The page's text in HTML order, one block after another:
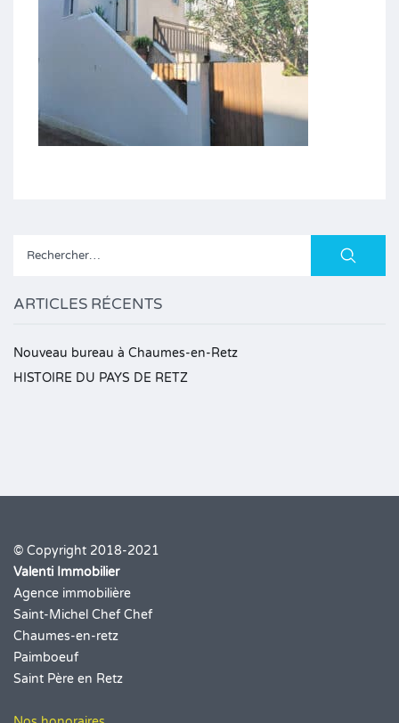
Rechercher :
ARTICLES RÉCENTS
Nouveau bureau à Chaumes-en-Retz
HISTOIRE DU PAYS DE RETZ
© Copyright 2018-2021
Valenti Immobilier
Agence immobilière
Saint-Michel Chef Chef
Chaumes-en-retz
Paimboeuf
Saint Père en Retz